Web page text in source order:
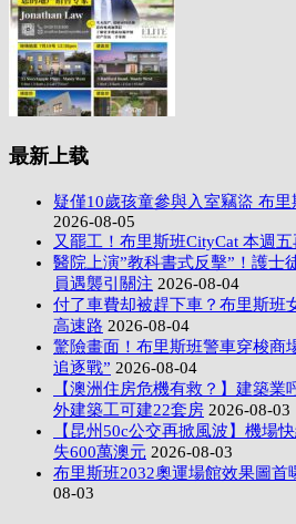
最新上载
疑僅10歲孩童參與入室竊盜 布
2026-08-05
又罷工！布里斯班CityCat 本週
醫院上演”教科書式反擊”！護士
員遇襲引關注 2026-08-04
付了車費却被趕下車？布里斯班
高速路 2026-08-04
驚險畫面！布里斯班警車穿梭商
追逐戰” 2026-08-04
【澳洲住房危機有救？】建築
外建築工可建22套房 2026-08-03
【昆州50c公交再掀風波】機場
失600萬澳元 2026-08-03
布里斯班2032奧運場館效果圖首
08-03